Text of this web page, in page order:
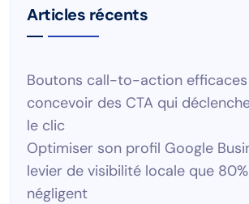
Articles récents
Boutons call-to-action
concevoir des CTA qui
le clic
Optimiser son profil Google
levier de visibilité locale que 80%
négligent